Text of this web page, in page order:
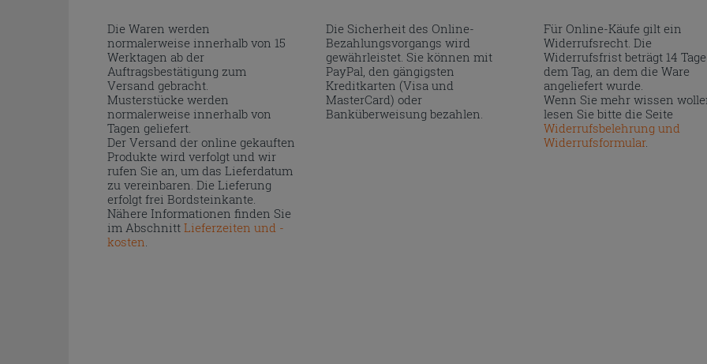
Die Waren werden
normalerweise innerhalb von 15
Werktagen ab der
Auftragsbestätigung zum
Versand gebracht.
Musterstücke werden
normalerweise innerhalb von
Tagen geliefert.
Der Versand der online gekauften
Produkte wird verfolgt und wir
rufen Sie an, um das Lieferdatum
zu vereinbaren. Die Lieferung
erfolgt frei Bordsteinkante.
Nähere Informationen finden Sie
im Abschnitt Lieferzeiten und -
kosten
Die Sicherheit des Online-
Bezahlungsvorgangs wird
gewährleistet. Sie können mit
PayPal, den gängigsten
Kreditkarten (Visa und
MasterCard) oder
Banküberweisung bezahlen.
Für Online-Käufe gilt ein
Widerrufsrecht. Die
Widerrufsfrist beträgt 14
dem Tag, an dem die Ware
angeliefert wurde.
Wenn Sie mehr wissen
lesen Sie bitte die Seite
Widerrufsbelehrung und
Widerrufsformular.